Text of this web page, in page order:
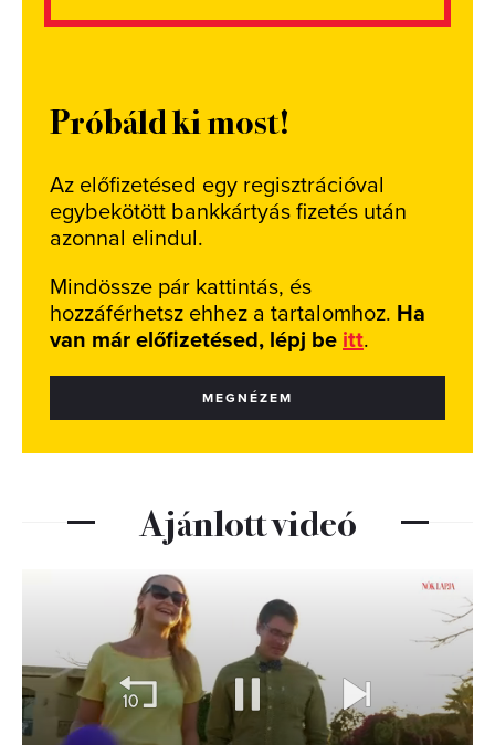
Próbáld ki most!
Az előfizetésed egy regisztrációval
egybekötött bankkártyás fizetés után
azonnal elindul.
Mindössze pár kattintás, és
hozzáférhetsz ehhez a tartalomhoz. Ha
van már előfizetésed, lépj be itt.
MEGNÉZEM
Ajánlott videó